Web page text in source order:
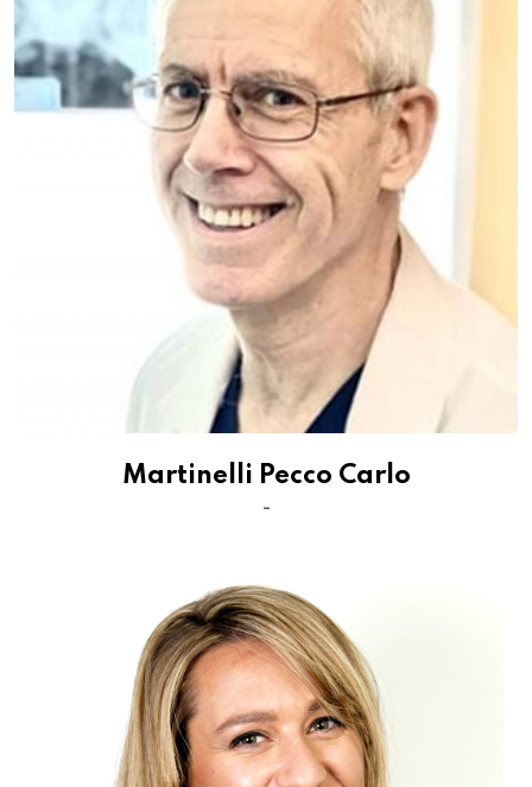
Martinelli Pecco Carlo
-